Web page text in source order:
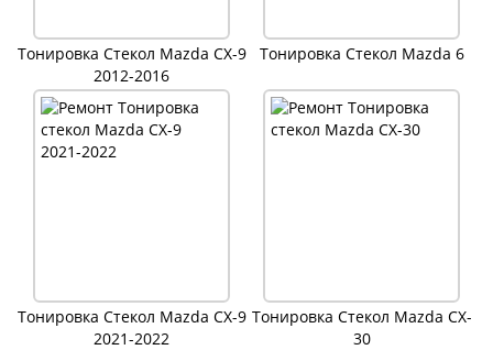
Тонировка Стекол Mazda CX-9
2012-2016
Тонировка Стекол Mazda 6
Тонировка Стекол Mazda CX-9
2021-2022
Тонировка Стекол Mazda CX-
30